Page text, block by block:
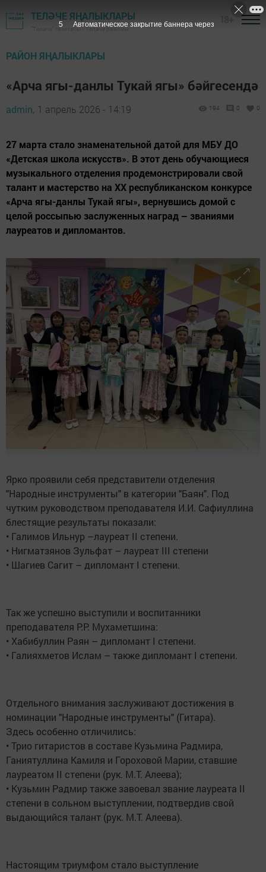
ТЕЛӘЧЕ ЯҢАЛЫКЛАРЫ
"Теләче" газетасы - Теләче районы
РАЙОН ЯҢАЛЫКЛАРЫ
«Арча ягы-данлы Тукай ягы» бәйгесендә
admin, 1 апрель 2026 - 14:19 194 0 0
27 марта стало знаменательной датой для МБУ ДО
«Детская школа искусств». В этот день обучающиеся
музыкального отделения продемонстрировали свой
талант и мастерство на XX республиканском конкурсе
«Арча ягы-данлы Тукай ягы», вернувшись домой с
целой россыпью заслуженных наград – званиями
лауреатов и дипломантов.
Ярко проявили себя представители отделения
"Народные инструменты" в категории "Баян". Под
чутким руководством преподавателя И.И. Сафиуллина
блестящие результаты показали:
• Галимов Ильнур –лауреат II степени.
• Нигматзянов Зульфат – лауреат III степени
• Шагиев Сагит – дипломант I степени.
Так же успешно выступили и воспитанники
преподавателя Р.Р. Мухаметшина:
• Хабибуллин Раян – дипломант I степени.
• Галияхметов Ислам – также дипломант I степени.
Отдельного внимания заслуживают достижения в
номинации "Народные инструменты" (Гитара).
Здесь особенно отличились:
• Трио гитаристов в составе Кузьмина Радмира,
Ганиятуллина Камиля и Гороховой Марии, ставшие
лауреатом II степени (рук. М.Т. Алеева);
• Кузьмин Радмир также завоевал звание лауреата II
степени в сольном выступлении, подтвердив свой
выдающийся талант (рук. М.Т. Алеева).
Настоящим триумфом стало выступление
3 Автоматическое закрытие баннера через